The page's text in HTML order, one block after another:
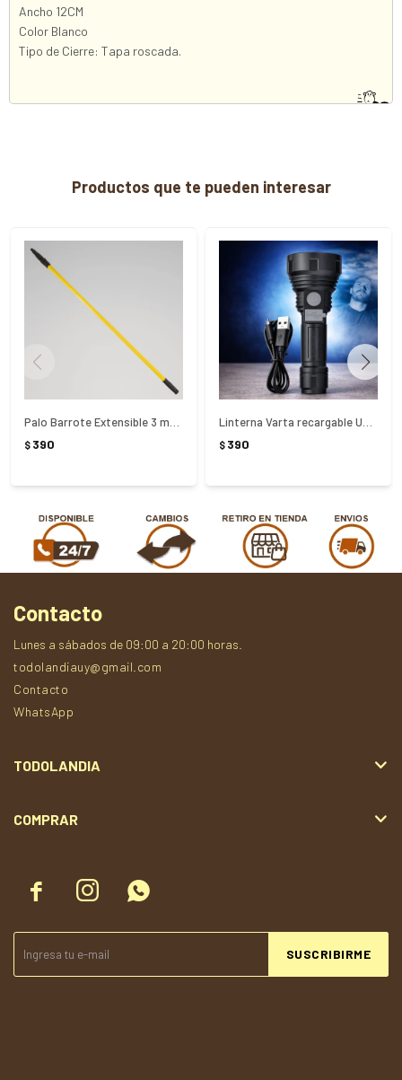
Ancho 12CM
Color Blanco
Tipo de Cierre: Tapa roscada.
Productos que te pueden interesar
$ 390 $ 390
  
SUSCRIBIRME
Contacto
Lunes a sábados de 09:00 a 20:00 horas.
todolandiauy@gmail.com
Contacto
WhatsApp
TODOLANDIA
COMPRAR